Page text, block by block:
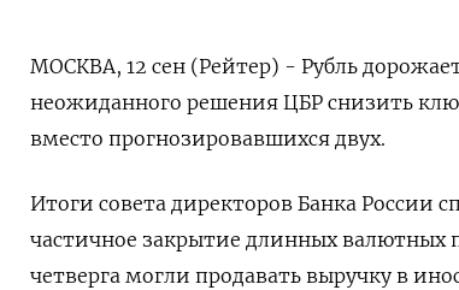
МОСКВА, 12 сен (Рейтер) - Рубль
неожиданного решения ЦБР снизить
вместо прогнозировавшихся двух.
Итоги совета директоров Банка
частичное закрытие длинных валютных
четверга могли продавать выручку в